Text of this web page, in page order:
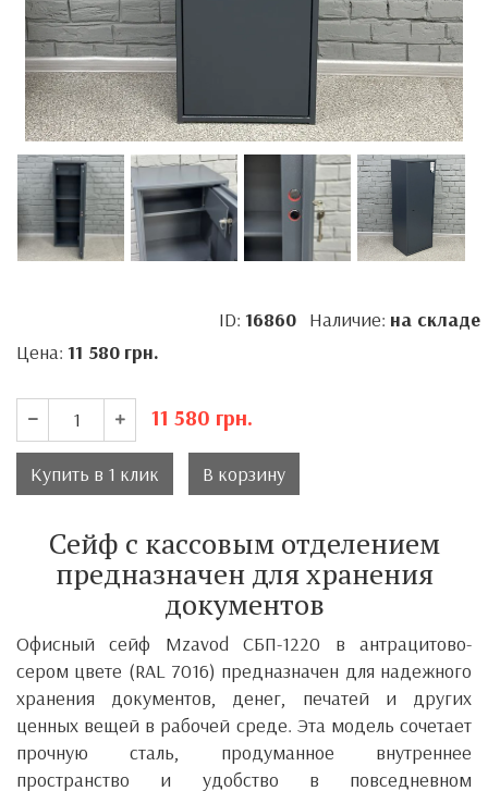
ID: 16860Наличие: на складе
Цена: 11 580 грн.
11 580 грн.
Купить в 1 клик В корзину
Сейф с кассовым отделением
предназначен для хранения
документов
Офисный сейф Mzavod СБП-1220 в антрацитово-
сером цвете (RAL 7016) предназначен для надежного
хранения документов, денег, печатей и других
ценных вещей в рабочей среде. Эта модель сочетает
прочную сталь, продуманное внутреннее
пространство и удобство в повседневном